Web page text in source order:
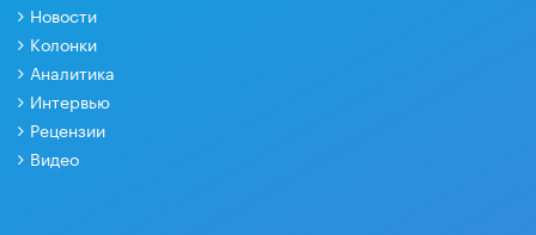
Новости
Колонки
Аналитика
Интервью
Рецензии
Видео